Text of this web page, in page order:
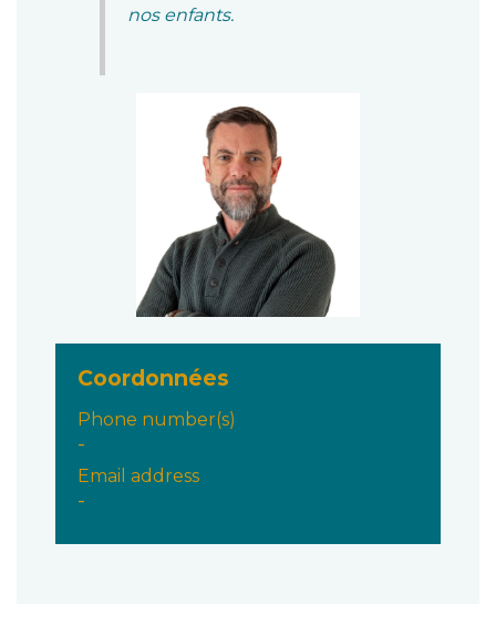
nos enfants.
Coordonnées
Phone number(s)
-
Email address
-